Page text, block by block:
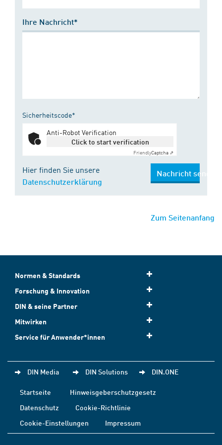
Ihre Nachricht*
Sicherheitscode*
Anti-Robot Verification
Click to start verification
FriendlyCaptcha ⇗
Hier finden Sie unsere
Datenschutzerklärung
Nachricht senden
Zum Seitenanfang
Normen & Standards
Forschung & Innovation
DIN & seine Partner
Mitwirken
Service für Anwender*innen
DIN Media DIN Solutions DIN.ONE
Startseite
Hinweisgeberschutzgesetz
Datenschutz
Cookie-Richtlinie
Cookie-Einstellungen
Impressum